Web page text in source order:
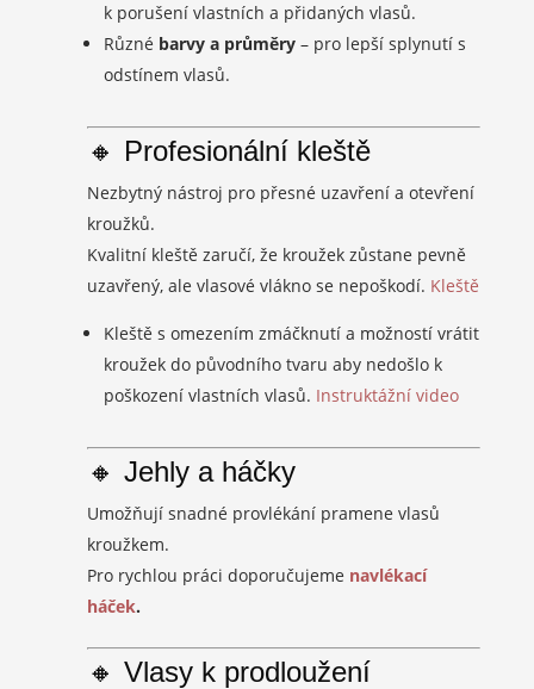
k porušení vlastních a přidaných vlasů.
Různé barvy a průměry– pro lepší splynutí s
odstínem vlasů.
🔸 Profesionální kleště
Nezbytný nástroj pro přesné uzavření a otevření
kroužků.
Kvalitní kleště zaručí, že kroužek zůstane pevně
uzavřený, ale vlasové vlákno se nepoškodí. Kleště
Kleště s omezením zmáčknutí a možností vrátit
kroužek do původního tvaru aby nedošlo k
poškození vlastních vlasů. Instruktážní video
🔸 Jehly a háčky
Umožňují snadné provlékání pramene vlasů
kroužkem.
Pro rychlou práci doporučujeme navlékací
háček.
🔸 Vlasy k prodloužení